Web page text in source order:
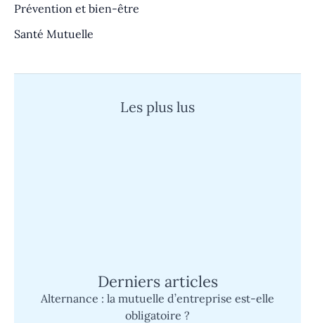
Prévention et bien-être
Santé Mutuelle
Les plus lus
Derniers articles
Alternance : la mutuelle d’entreprise est-elle
obligatoire ?